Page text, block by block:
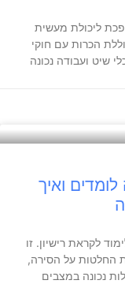
ליכולת מעשית
הכרות עם חוקי
שיט ועבודה נכונה
ואיך
לקראת רישיון. זו
החלטות על הסירה,
נכונה במצבים